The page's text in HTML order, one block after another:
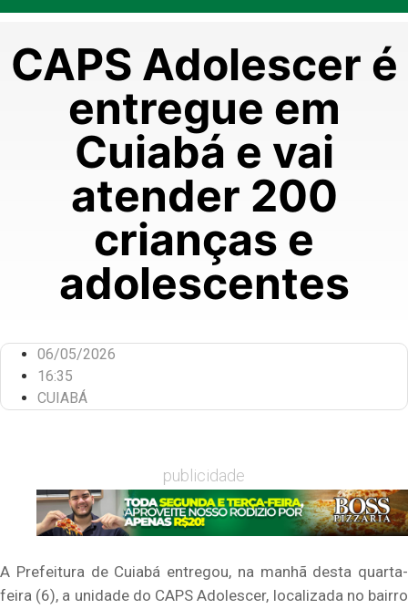
CAPS Adolescer é
entregue em
Cuiabá e vai
atender 200
crianças e
adolescentes
06/05/2026
16:35
CUIABÁ
publicidade
A Prefeitura de Cuiabá entregou, na manhã desta quarta-
feira (6), a unidade do CAPS Adolescer, localizada no bairro